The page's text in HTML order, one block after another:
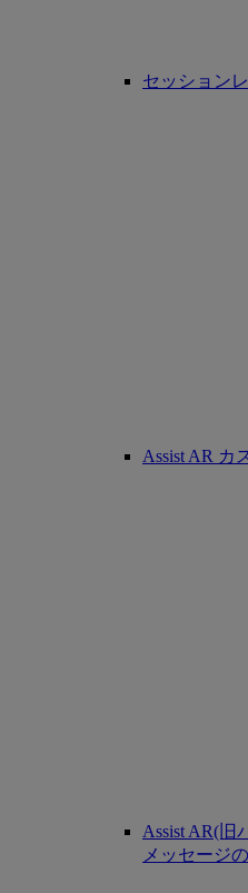
セッション
Assist AR カ
Assist AR(旧
メッセージ